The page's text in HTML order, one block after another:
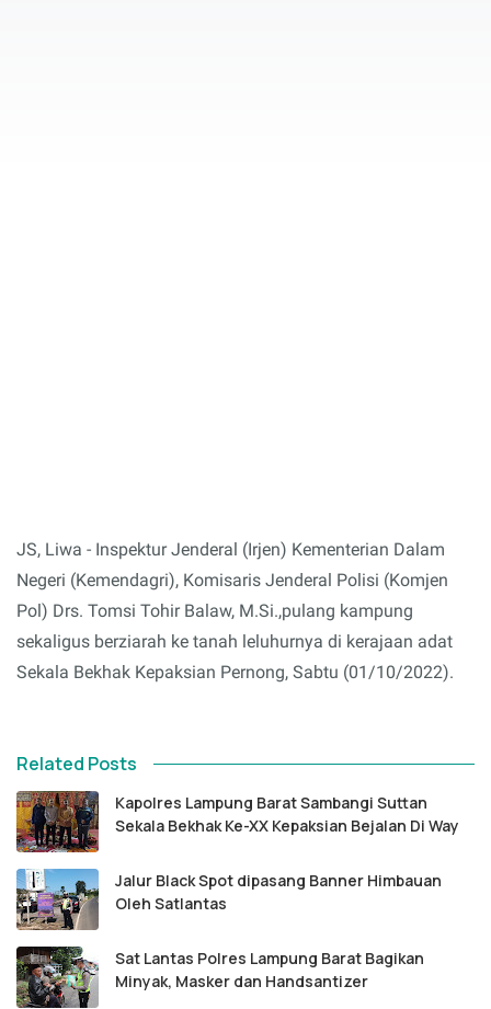
JS, Liwa - Inspektur Jenderal (Irjen) Kementerian Dalam
Negeri (Kemendagri), Komisaris Jenderal Polisi (Komjen
Pol) Drs. Tomsi Tohir Balaw, M.Si.,pulang kampung
sekaligus berziarah ke tanah leluhurnya di kerajaan adat
Sekala Bekhak Kepaksian Pernong, Sabtu (01/10/2022).
Related Posts
Kapolres Lampung Barat Sambangi Suttan
Sekala Bekhak Ke-XX Kepaksian Bejalan Di Way
Jalur Black Spot dipasang Banner Himbauan
Oleh Satlantas
Sat Lantas Polres Lampung Barat Bagikan
Minyak, Masker dan Handsantizer